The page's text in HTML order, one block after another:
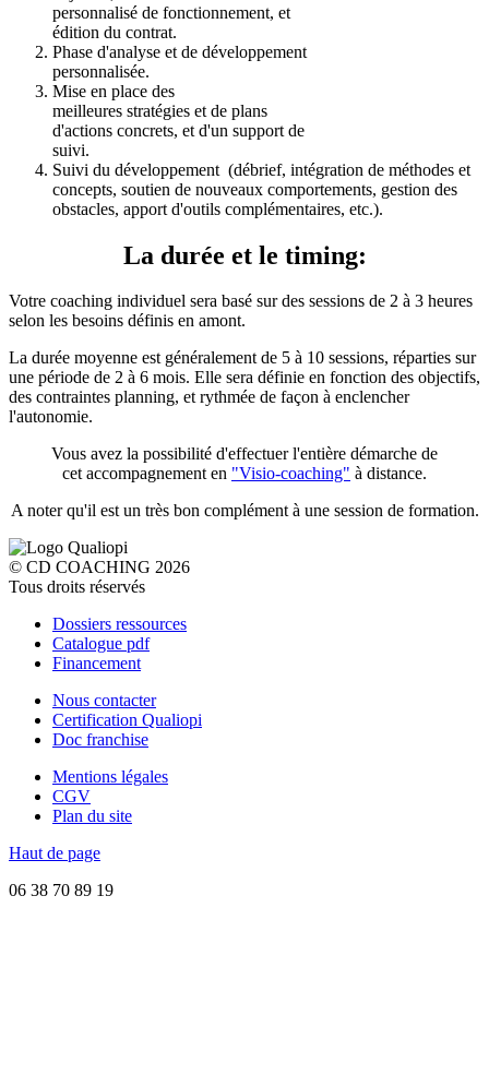
personnalisé de fonctionnement, et
édition du contrat.
Phase d'analyse et de développement
personnalisée.
Mise en place des
meilleures stratégies et de plans
d'actions concrets, et d'un support de
suivi.
Suivi du développement (débrief, intégration de méthodes et
concepts, soutien de nouveaux comportements, gestion des
obstacles, apport d'outils complémentaires, etc.).
La durée et le timing:
Votre coaching individuel sera basé sur des sessions de 2 à 3 heures
selon les besoins définis en amont.
La durée moyenne est généralement de 5 à 10 sessions, réparties sur
une période de 2 à 6 mois. Elle sera définie en fonction des objectifs,
des contraintes planning, et rythmée de façon à enclencher
l'autonomie.
Vous avez la possibilité d'effectuer l'entière démarche de
cet accompagnement en "Visio-coaching" à distance.
A noter qu'il est un très bon complément à une session de formation.
© CD COACHING 2026
Tous droits réservés
Dossiers ressources
Catalogue pdf
Financement
Nous contacter
Certification Qualiopi
Doc franchise
Mentions légales
CGV
Plan du site
Haut de page
06 38 70 89 19